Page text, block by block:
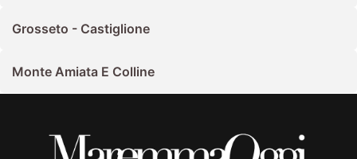
Grosseto - Castiglione
Monte Amiata E Colline